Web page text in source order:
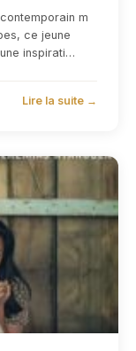
m
ce jeune
inspirati…
Lire la suite →